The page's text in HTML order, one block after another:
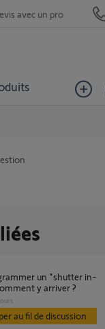
avec un pro
y arriver ?
au fil de discussion